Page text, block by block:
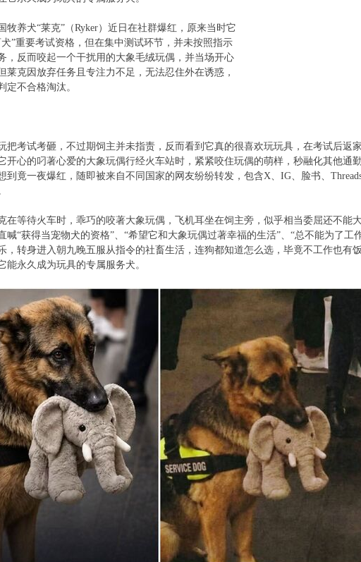
牧养犬“莱克”（Ryker）近日在社群爆红，原来当时它
”重要考试资格，但在集中测试环节，并未按照指示
，反而咬起一个干扰用的大象毛绒玩偶，并当场开心
莱克因放弃任务且专注力不足，无法忍住外在诱惑，
定不合格淘汰。
把考试考砸，不过期饲主并未指责，反而看到它真的很喜欢玩玩具，在考试后返
开心的叼著心爱的大象玩偶行经火车站时，紧紧咬住玩偶的萌样，秒融化其他通
到竟一夜爆红，随即被来自不同国家的网友纷纷转发，包含X、IG、脸书、
在等待火车时，乖巧的咬著大象玩偶，飞机耳坐在饲主旁，似乎相当委屈还不能
喊“获得当宠物犬的资格”、“希望它和大象玩偶过著幸福的生活”、“总不能为了工
，转身进入朝九晚五服从指令的社畜生活，连狗都知道怎么选，毕竟不工作也有
能永久成为玩具的专属服务犬。